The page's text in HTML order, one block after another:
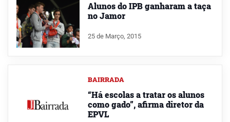
Alunos do IPB ganharam a taça
no Jamor
25 de Março, 2015
BAIRRADA
“Há escolas a tratar os alunos
como gado”, afirma diretor da
EPVL